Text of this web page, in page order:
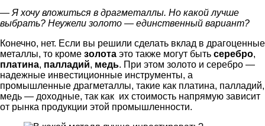
— Я хочу вложиться в драгметаллы. Но какой лучше
выбрать? Неужели золото — единственный вариант?
Конечно, нет. Если вы решили сделать вклад в драгоценные
металлы, то кроме золота это также могут быть серебро,
платина, палладий, медь. При этом золото и серебро —
надежные инвестиционные инструменты, а
промышленные драгметаллы, такие как платина, палладий,
медь — доходные, так как их стоимость напрямую зависит
от рынка продукции этой промышленности.